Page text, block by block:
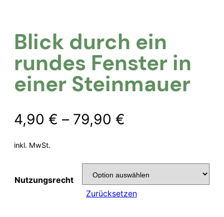
Blick durch ein
rundes Fenster in
einer Steinmauer
4,90 € – 79,90 €
inkl. MwSt.
Nutzungsrecht
Zurücksetzen